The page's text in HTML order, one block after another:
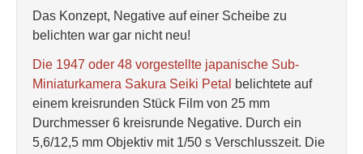
Das Konzept, Negative auf einer Scheibe zu
belichten war gar nicht neu!
Die 1947 oder 48 vorgestellte japanische Sub-
Miniaturkamera Sakura Seiki Petal
belichtete auf
einem kreisrunden Stück Film von 25 mm
Durchmesser 6 kreisrunde Negative. Durch ein
5,6/12,5 mm Objektiv mit 1/50 s Verschlusszeit. Die